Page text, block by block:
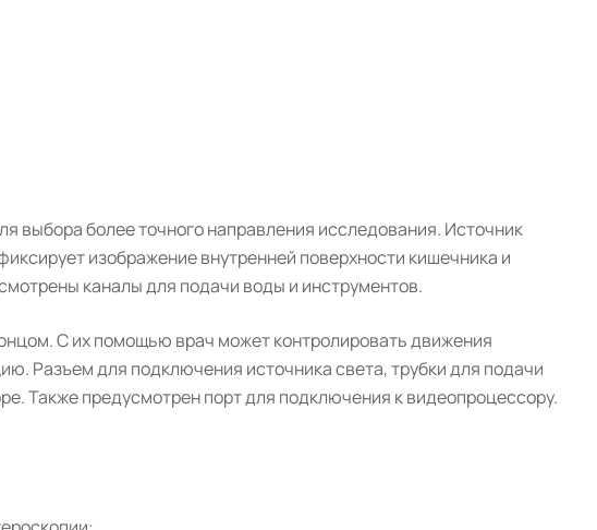
выбора более точного направления исследования. Источник
изображение внутренней поверхности кишечника и
каналы для подачи воды и инструментов.
С их помощью врач может контролировать движения
Разъем для подключения источника света, трубки для подачи
Также предусмотрен порт для подключения к видеопроцессору.